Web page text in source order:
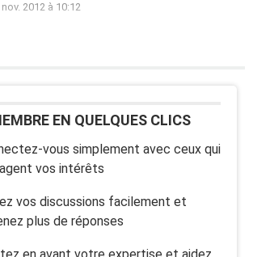
nov. 2012 à 10:12
EN QUELQUES CLICS
vous simplement avec ceux qui
vos intérêts
vos discussions facilement et
plus de réponses